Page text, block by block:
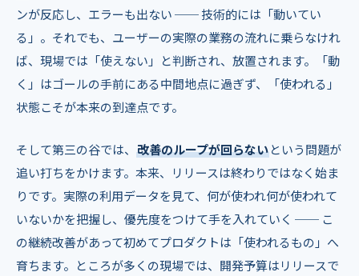
ンが反応し、エラーも出ない ── 技術的には「動いてい
る」。それでも、ユーザーの実際の業務の流れに乗らなけれ
ば、現場では「使えない」と判断され、放置されます。「動
く」はゴールの手前にある中間地点に過ぎず、「使われる」
状態こそが本来の到達点です。
そして第三の谷では、 改善のループが回らないという問題が
追い打ちをかけます。本来、リリースは終わりではなく始ま
りです。実際の利用データを見て、何が使われ何が使われて
いないかを把握し、優先度をつけて手を入れていく ── こ
の継続改善があって初めてプロダクトは「使われるもの」へ
育ちます。ところが多くの現場では、開発予算はリリースで